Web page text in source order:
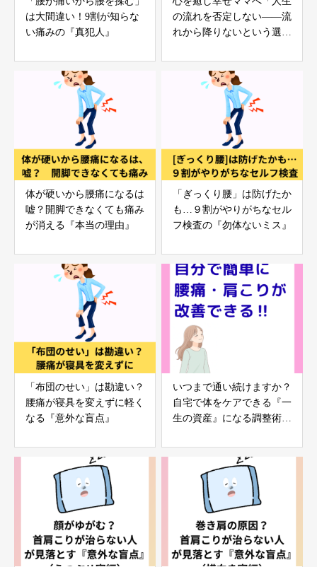
は大間違い！9割が知らな
い痛みの『真犯人』
の流れを否定しない――流
れから降りないという選
体が硬いから腰痛になるは
嘘？開脚できなくても痛み
が消える『本当の理由』
「ぎっくり腰」は防げたか
も…９割がやりがちなセル
フ検査の『勿体ないミス』
「布団のせい」は勘違い？
腰痛が寝具を変えずに軽く
なる『意外な盲点』
いつまで通い続けますか？
自宅で体をケアできる『一
生の資産』になる調整術無